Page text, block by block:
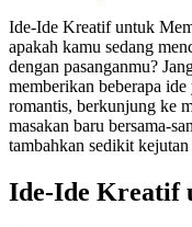
Ide-Ide Kreatif untuk
apakah kamu sedang
dengan pasanganmu?
memberikan beberapa
romantis, berkunjung ke
masakan baru bersama-
tambahkan sedikit
Ide-Ide Kreatif